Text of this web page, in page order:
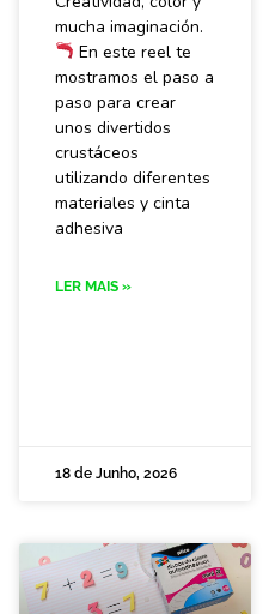
mucha imaginación.
En este reel te
mostramos el paso a
paso para crear
unos divertidos
crustáceos
utilizando diferentes
materiales y cinta
adhesiva
LER MAIS »
18 de Junho, 2026